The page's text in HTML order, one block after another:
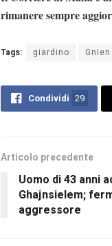
rimanere sempre
Tags: giardino
Condividi 29
Articolo precedente
Uomo di 43 anni
Ghajnsielem;
aggressore